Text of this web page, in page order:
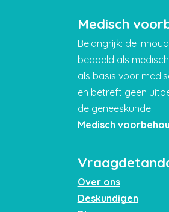
Medisch
Belangrijk: de
bedoeld als
als basis voor
en betreft geen
de geneeskunde.
Medisch
Over ons
Deskundigen